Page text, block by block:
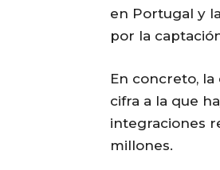
en Portugal y
por la
En concreto,
cifra a la que
integraciones
millones.